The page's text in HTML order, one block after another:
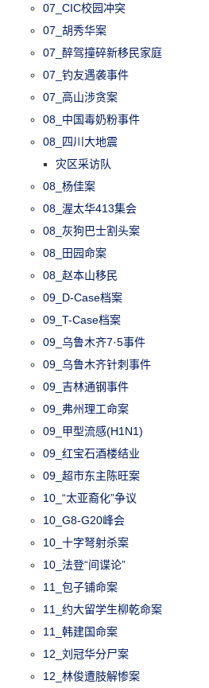
07_CIC校园冲突
07_胡秀华案
07_醉驾撞碎新移民家庭
07_钓友遇袭事件
07_高山涉贪案
08_中国毒奶粉事件
08_四川大地震
灾区采访队
08_杨佳案
08_渥太华413集会
08_灰狗巴士割头案
08_田园命案
08_赵本山移民
09_D-Case档案
09_T-Case档案
09_乌鲁木齐7·5事件
09_乌鲁木齐针刺事件
09_吉林通钢事件
09_弗州理工命案
09_甲型流感(H1N1)
09_红宝石酒楼结业
09_超市东主陈旺案
10_“太亚裔化”争议
10_G8-G20峰会
10_十字弩射杀案
10_法登“间谍论”
11_包子铺命案
11_约大留学生柳乾命案
11_韩建国命案
12_刘冠华分尸案
12_林俊遭肢解惨案